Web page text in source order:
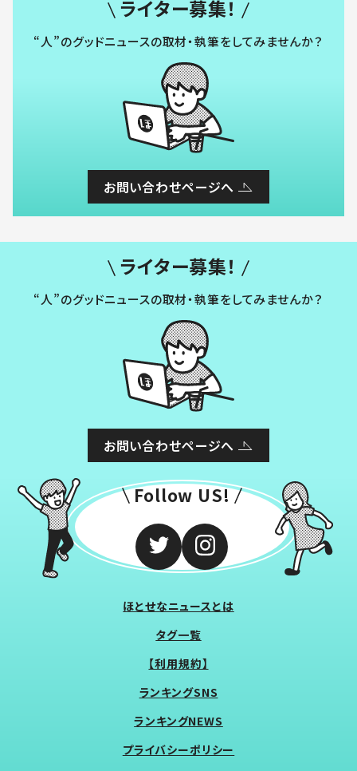
ライター募集！
“人”のグッドニュースの取材・執筆をしてみませんか？
お問い合わせページへ
ライター募集！
“人”のグッドニュースの取材・執筆をしてみませんか？
お問い合わせページへ
Follow US!
ほとせなニュースとは
タグ一覧
【利用規約】
ランキングSNS
ランキングNEWS
プライバシーポリシー